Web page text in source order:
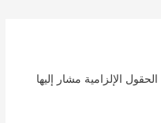
الحقول الإلزامية مشار إليها